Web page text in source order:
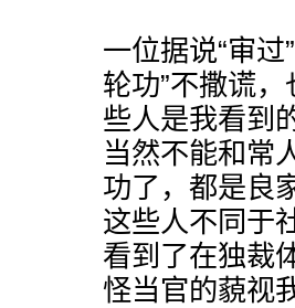
一位据说“审
轮功”不撒谎
些人是我看到
当然不能和常
功了，都是良
这些人不同于
看到了在独裁
怪当官的藐视